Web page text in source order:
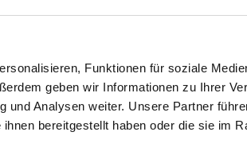
Funktionen für soziale
geben wir Informationen zu Ihrer
Analysen weiter. Unsere Partner
bereitgestellt haben oder die sie im